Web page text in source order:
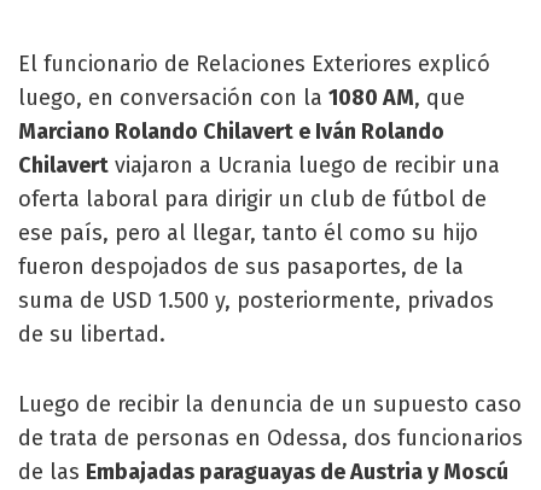
El funcionario de Relaciones Exteriores explicó
luego, en conversación con la 1080 AM, que
Marciano Rolando Chilavert e Iván Rolando
Chilavert viajaron a Ucrania luego de recibir una
oferta laboral para dirigir un club de fútbol de
ese país, pero al llegar, tanto él como su hijo
fueron despojados de sus pasaportes, de la
suma de USD 1.500 y, posteriormente, privados
de su libertad.
Luego de recibir la denuncia de un supuesto caso
de trata de personas en Odessa, dos funcionarios
de las Embajadas paraguayas de Austria y Moscú